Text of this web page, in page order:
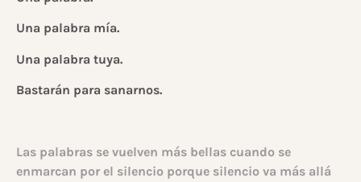
Una palabra mía.
Una palabra tuya.
Bastarán para sanarnos.
Las palabras se vuelven más bellas cuando se
enmarcan por el silencio porque silencio va más allá